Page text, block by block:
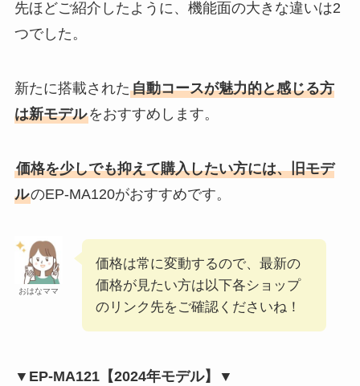
先ほどご紹介したように、機能面の大きな違いは2
つでした。
新たに搭載された自動コースが魅力的と感じる方
は新モデルをおすすめします。
価格を少しでも抑えて購入したい方には、旧モデ
ルのEP-MA120がおすすめです。
おはなママ
価格は常に変動するので、最新の
価格が見たい方は以下各ショップ
のリンク先をご確認くださいね！
▼EP-MA121【2024年モデル】▼